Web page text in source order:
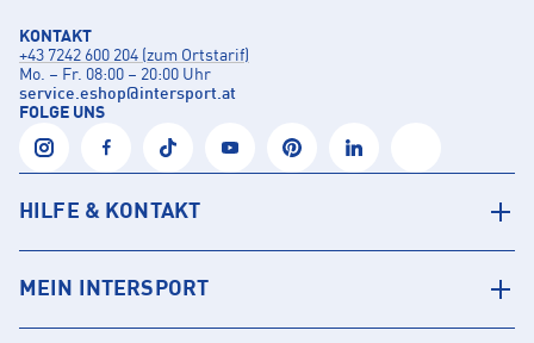
KONTAKT
+43 7242 600 204 (zum Ortstarif)
Mo. – Fr. 08:00 – 20:00 Uhr
service.eshop@intersport.at
FOLGE UNS
HILFE & KONTAKT
MEIN INTERSPORT